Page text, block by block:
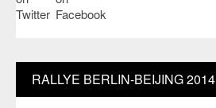
RALLYE BERLIN-BEIJING 2014